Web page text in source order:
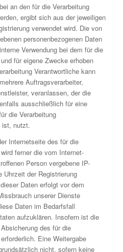
an den für die Verarbeitung
ergibt sich aus der jeweiligen
verwendet wird. Die von
personenbezogenen Daten
Verwendung bei dem für die
für eigene Zwecke erhoben
Verantwortliche kann
Auftragsverarbeiter,
veranlassen, der die
ausschließlich für eine
die Verarbeitung
ist, nutzt.
Internetseite des für die
ferner die vom Internet-
Person vergebene IP-
der Registrierung
Daten erfolgt vor dem
unserer Dienste
Daten im Bedarfsfall
aufzuklären. Insofern ist die
des für die
Eine Weitergabe
nicht, sofern keine